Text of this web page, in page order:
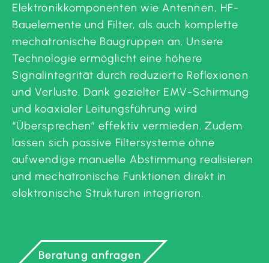
Elektronikkomponenten wie Antennen, HF-
Bauelemente und Filter, als auch komplette
mechatronische Baugruppen an. Unsere
Technologie ermöglicht eine höhere
Signalintegrität durch reduzierte Reflexionen
und Verluste. Dank gezielter EMV-Schirmung
und koaxialer Leitungsführung wird
“Übersprechen” effektiv vermieden. Zudem
lassen sich passive Filtersysteme ohne
aufwendige manuelle Abstimmung realisieren
und mechatronische Funktionen direkt in
elektronische Strukturen integrieren.
Beratung anfragen